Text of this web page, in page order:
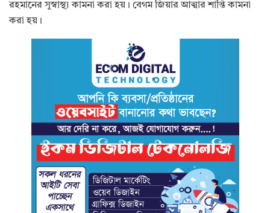
রহমানের সুস্বাস্থ্য কামনা করা হয়। বেগম জিয়ার আত্মার শান্তি কামনা
করা হয়।